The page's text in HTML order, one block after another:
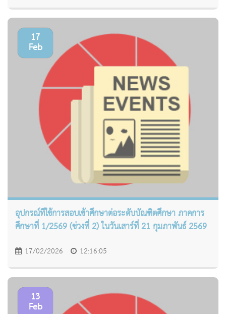
17
Feb
อุปกรณ์ที่ใช้การสอบเข้าศึกษาต่อระดับบัณฑิตศึกษา ภาคการ
ศึกษาที่ 1/2569 (ช่วงที่ 2) ในวันเสาร์ที่ 21 กุมภาพันธ์ 2569
17/02/2026 12:16:05
13
Feb